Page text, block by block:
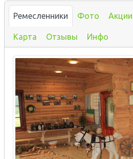
Ремесленники Фото Акции
Карта Отзывы Инфо